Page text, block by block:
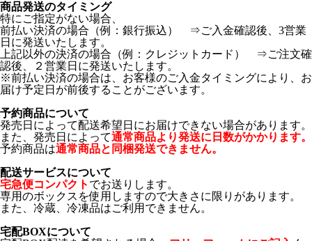
商品発送のタイミング
特にご指定がない場合、
前払い決済の場合（例：銀行振込） ⇒ご入金確認後、3営業
日に発送いたします。
上記以外の決済の場合（例：クレジットカード） ⇒ご注文確
認後、２営業日に発送いたします。
※前払い決済の場合は、お客様のご入金タイミングにより、お
届け予定日が前後することがございます。
予約商品について
発売日によって配送希望日にお届けできない場合があります。
また、発売日によって通常商品より発送に日数がかかります。
予約商品は通常商品と同梱発送できません。
配送サービスについて
宅急便コンパクト でお送りします。
専用のボックスを使用しますので大きさに限りがあります。
また、冷蔵、冷凍品はご利用できません。
宅配BOXについて